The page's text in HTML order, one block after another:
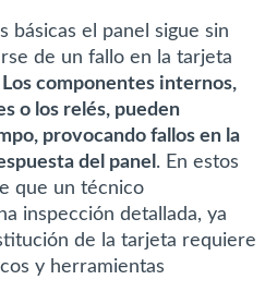
básicas el panel sigue sin
de un fallo en la tarjeta
Los componentes internos,
o los relés, pueden
provocando fallos en la
del panel . En estos
que un técnico
inspección detallada, ya
de la tarjeta requiere
y herramientas